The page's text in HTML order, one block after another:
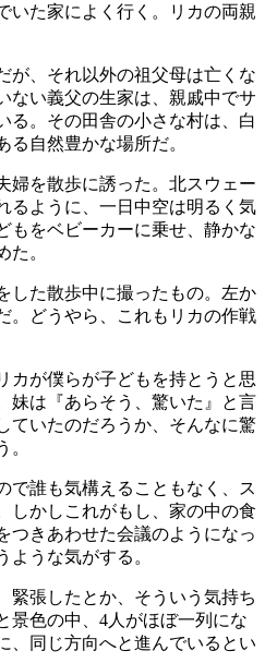
いた家によく行く。リカの両親
が、それ以外の祖父母は亡くな
ない義父の生家は、親戚中でサ
る。その田舎の小さな村は、白
自然豊かな場所だ。
婦を散歩に誘った。北スウェー
るように、一日中空は明るく気
もをベビーカーに乗せ、静かな
た。
した散歩中に撮ったもの。左か
。どうやら、これもリカの作戦
カが僕らが子どもを持とうと思
妹は『あらそう、驚いた』と言
ていたのだろうか、そんなに驚
。
で誰も気構えることもなく、ス
しかしこれがもし、家の中の食
つきあわせた会議のようになっ
ような気がする。
緊張したとか、そういう気持ち
景色の中、4人がほぼ一列にな
、同じ方向へと進んでいるとい